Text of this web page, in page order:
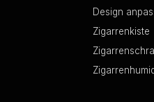
Design
Zigarrenkiste